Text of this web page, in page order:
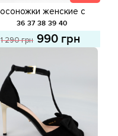
женские с
пятой 589033
распродажа
36 37 38 39 40
1 290 грн 990 грн